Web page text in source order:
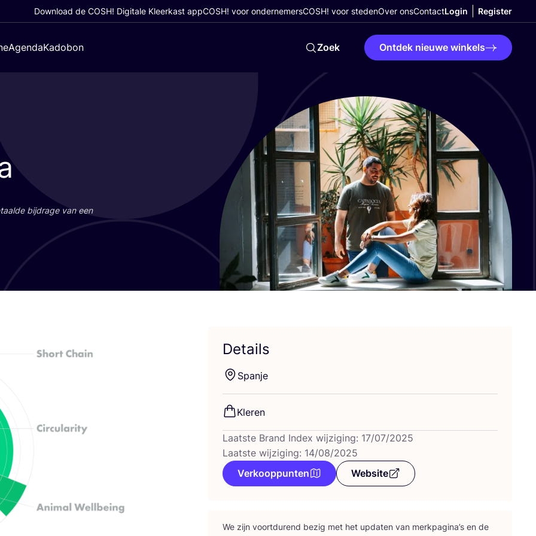
Download de COSH! Digitale Kleerkast appCOSH! voor ondernemersCOSH! voor stedenOver onsContactLogin Register
AgendaKadobon Zoek Ontdek nieuwe winkels
bij­dra­ge van een
Details
Span­je
Kle­ren
Laatste Brand Index wijziging: 17/07/2025
Laatste wijziging: 14/08/2025
Verkooppunten
Website
We zijn voort­du­rend bezig met het upda­ten van merk­pa­gi­na’s en de